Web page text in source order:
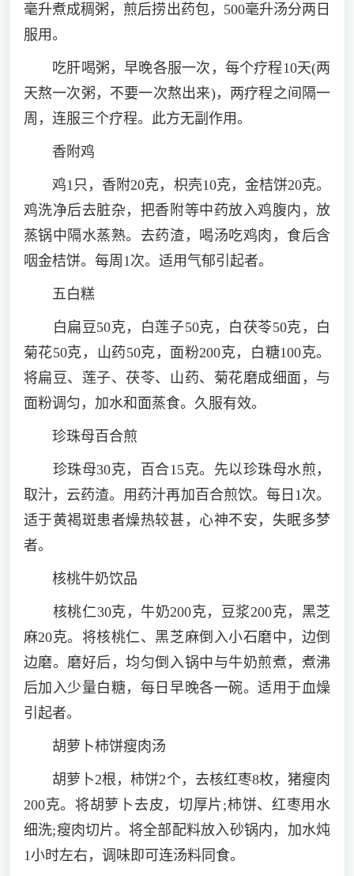
毫升煮成稠粥，煎后捞出药包，500毫升汤分两日
服用。
吃肝喝粥，早晚各服一次，每个疗程10天(两
天熬一次粥，不要一次熬出来)，两疗程之间隔一
周，连服三个疗程。此方无副作用。
香附鸡
鸡1只，香附20克，枳壳10克，金桔饼20克。
鸡洗净后去脏杂，把香附等中药放入鸡腹内，放
蒸锅中隔水蒸熟。去药渣，喝汤吃鸡肉，食后含
咽金桔饼。每周1次。适用气郁引起者。
五白糕
白扁豆50克，白莲子50克，白茯苓50克，白
菊花50克，山药50克，面粉200克，白糖100克。
将扁豆、莲子、茯苓、山药、菊花磨成细面，与
面粉调匀，加水和面蒸食。久服有效。
珍珠母百合煎
珍珠母30克，百合15克。先以珍珠母水煎，
取汁，云药渣。用药汁再加百合煎饮。每日1次。
适于黄褐斑患者燥热较甚，心神不安，失眠多梦
者。
核桃牛奶饮品
核桃仁30克，牛奶200克，豆浆200克，黑芝
麻20克。将核桃仁、黑芝麻倒入小石磨中，边倒
边磨。磨好后，均匀倒入锅中与牛奶煎煮，煮沸
后加入少量白糖，每日早晚各一碗。适用于血燥
引起者。
胡萝卜柿饼瘦肉汤
胡萝卜2根，柿饼2个，去核红枣8枚，猪瘦肉
200克。将胡萝卜去皮，切厚片;柿饼、红枣用水
细洗;瘦肉切片。将全部配料放入砂锅内，加水炖
1小时左右，调味即可连汤料同食。